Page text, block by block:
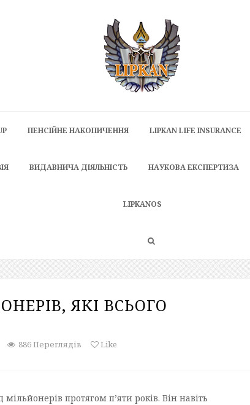
ПЕНСІЙНЕ НАКОПИЧЕННЯ LIPKAN LIFE INSURANCE
ВИДАВНИЧА ДІЯЛЬНІСТЬ НАУКОВА ЕКСПЕРТИЗА
LIPKANOS
ЯКІ ВСЬОГО
886 Переглядів Like
протягом п’яти років. Він навіть